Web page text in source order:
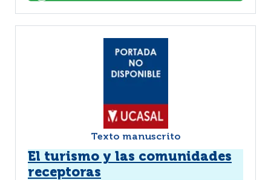
Texto manuscrito
El turismo y las comunidades
receptoras